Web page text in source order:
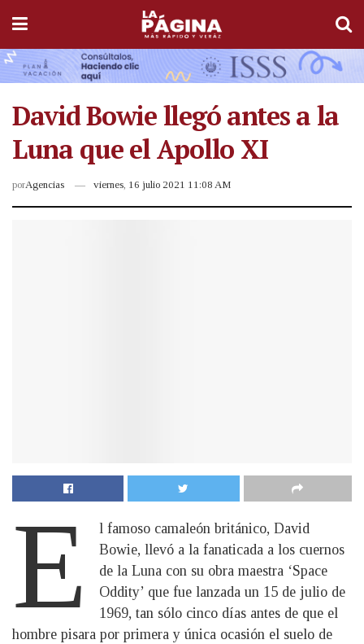
David Bowie llegó antes a la
Luna que el Apollo XI
porAgencias viernes, 16 julio 2021 11:08 AM
E
l famoso camaleón británico, David
Bowie, llevó a la fanaticada a los cuernos
de la Luna con su obra maestra ‘Space
Oddity’ que fue lanzada un 15 de julio de
1969, tan sólo cinco días antes de que el
hombre pisara por primera y única ocasión el suelo de